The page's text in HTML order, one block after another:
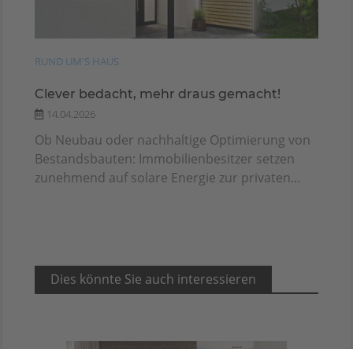
RUND UM'S HAUS
Clever bedacht, mehr draus gemacht!
14.04.2026
Ob Neubau oder nachhaltige Optimierung von
Bestandsbauten: Immobilienbesitzer setzen
zunehmend auf solare Energie zur privaten...
Dies könnte Sie auch interessieren